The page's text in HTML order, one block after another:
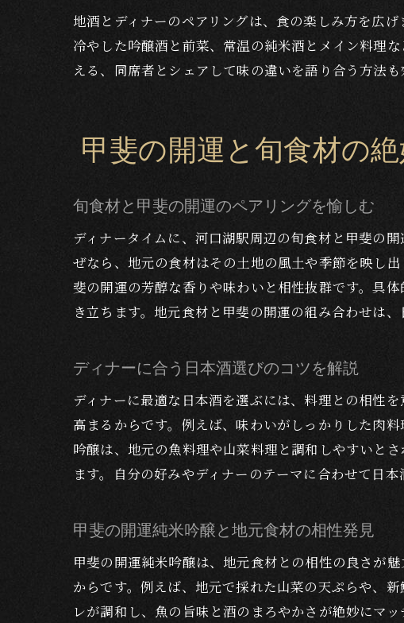
地酒とディナーのペアリングは、食の楽しみ方を広
冷やした吟醸酒と前菜、常温の純米酒とメイン料理
える、同席者とシェアして味の違いを語り合う方法
甲斐の開運と旬食材の
旬食材と甲斐の開運のペアリングを愉しむ
ディナータイムに、河口湖駅周辺の旬食材と甲斐の
ぜなら、地元の食材はその土地の風土や季節を映し
斐の開運の芳醇な香りや味わいと相性抜群です。具
き立ちます。地元食材と甲斐の開運の組み合わせは
ディナーに合う日本酒選びのコツを解説
ディナーに最適な日本酒を選ぶには、料理との相性
高まるからです。例えば、味わいがしっかりした肉
吟醸は、地元の魚料理や山菜料理と調和しやすいと
ます。自分の好みやディナーのテーマに合わせて日
甲斐の開運純米吟醸と地元食材の相性発見
甲斐の開運純米吟醸は、地元食材との相性の良さが
からです。例えば、地元で採れた山菜の天ぷらや、
レが調和し、魚の旨味と酒のまろやかさが絶妙にマ